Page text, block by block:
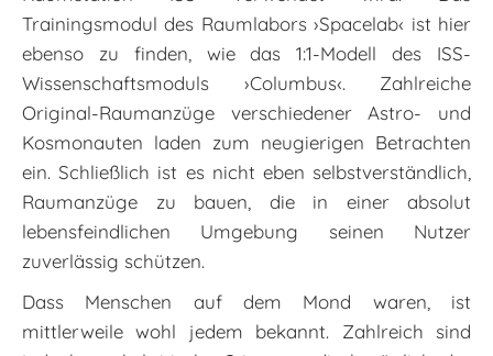
Trainingsmodul des Raumlabors ›Spacelab‹ ist hier
ebenso zu finden, wie das 1:1-Modell des ISS-
Wissenschaftsmoduls ›Columbus‹. Zahlreiche
Original-Raumanzüge verschiedener Astro- und
Kosmonauten laden zum neugierigen Betrachten
ein. Schließlich ist es nicht eben selbstverständlich,
Raumanzüge zu bauen, die in einer absolut
lebensfeindlichen Umgebung seinen Nutzer
zuverlässig schützen.
Dass Menschen auf dem Mond waren, ist
mittlerweile wohl jedem bekannt. Zahlreich sind